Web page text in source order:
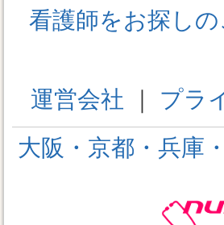
看護師をお探し
運営会社 ｜ プラ
大阪・京都・兵庫